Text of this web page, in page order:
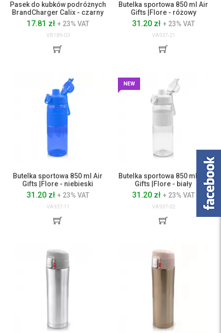
Pasek do kubków podróżnych
BrandCharger Calix - czarny
17.81 zł + 23% VAT
VB189-03
Butelka sportowa 850 ml Air
Gifts |Flore - różowy
31.20 zł + 23% VAT
VA937-21
Butelka sportowa 850 ml Air
Gifts |Flore - niebieski
31.20 zł + 23% VAT
VA937-11
NEW
Butelka sportowa 850 ml Air
Gifts |Flore - biały
31.20 zł + 23% VAT
VA937-02